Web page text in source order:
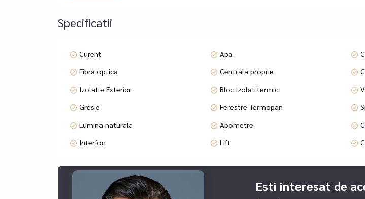
-Terasa inchisa si incalzita cu calorifere;
-3 cai de acces;
-Spatiul include atat zone open space, cat si incaperi compartimentate;
Ideal pentru diverse activitati comerciale precum:
Cabinet medical, clinica, farmacie (cu laborator), optica medicala, birouri, clinica de
cursuri, teatru) etc.
Avantaje locatie:
-Curte proprie:
-Compartimentare versatila; atat open space cat si camere separate;
-Posibilitate de a se inchiria doar jumatate din spatiu;
Specificatii
Curent Apa
Fibra optica
Centrala proprie
Izolatie Exterior
Bloc izolat termic
Gresie
Ferestre Termopan
Lumina naturala
Apometre
Interfon
Lift
Esti interesat de